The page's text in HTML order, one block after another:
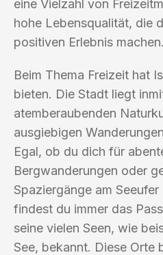
eine Vielzahl von
hohe Lebensqualität, die
positiven Erlebnis machen.
Beim Thema Freizeit hat
bieten. Die Stadt liegt
atemberaubenden
ausgiebigen
Egal, ob du dich für
Bergwanderungen oder
Spaziergänge am
findest du immer das
seine vielen Seen, wie
See, bekannt. Diese Orte